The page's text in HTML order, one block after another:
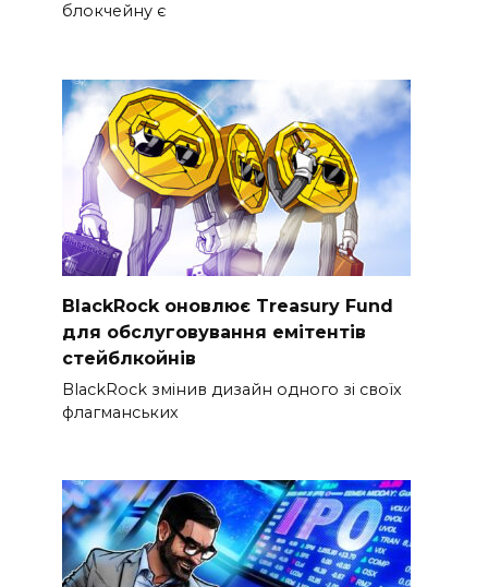
блокчейну є
BlackRock оновлює Treasury Fund
для обслуговування емітентів
стейблкойнів
BlackRock змінив дизайн одного зі своїх
флагманських